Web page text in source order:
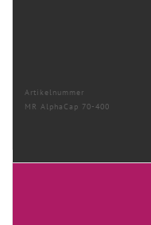
Artikelnummer
MR AlphaCap 70-400